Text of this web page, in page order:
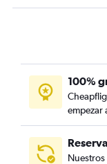
100%
empezar